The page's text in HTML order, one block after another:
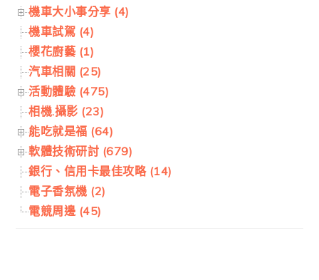
機車大小事分享 (4)
機車試駕 (4)
櫻花廚藝 (1)
汽車相關 (25)
活動體驗 (475)
相機.攝影 (23)
能吃就是福 (64)
軟體技術研討 (679)
銀行、信用卡最佳攻略 (14)
電子香氛機 (2)
電競周邊 (45)